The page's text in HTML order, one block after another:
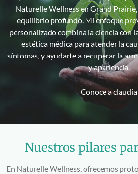
Naturelle Wellness en Grand
equilibrio profundo. Mi enfoque
personalizado combina la ciencia con
estética médica para atender la
síntomas, y ayudarte a recuperar la
y apariencia.
Conoce a claudia
Nuestros pilares
En Naturelle Wellness, ofrecemos